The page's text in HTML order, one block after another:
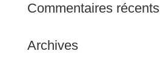
Commentaires récents
Archives